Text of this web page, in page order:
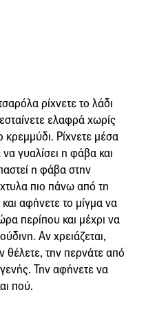
ρίχνετε το λάδι
ελαφρά χωρίς
Ρίχνετε μέσα
γυαλίσει η φάβα και
η φάβα στην
πιο πάνω από τη
αφήνετε το μίγμα να
περίπου και μέχρι να
Αν χρειάζεται,
θέλετε, την περνάτε από
Την αφήνετε να
πού.